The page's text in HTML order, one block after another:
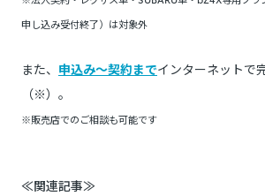
申し込み受付終了）は対象外
また、 申込み～契約までインターネットで
（※）。
※販売店でのご相談も可能です
≪関連記事≫